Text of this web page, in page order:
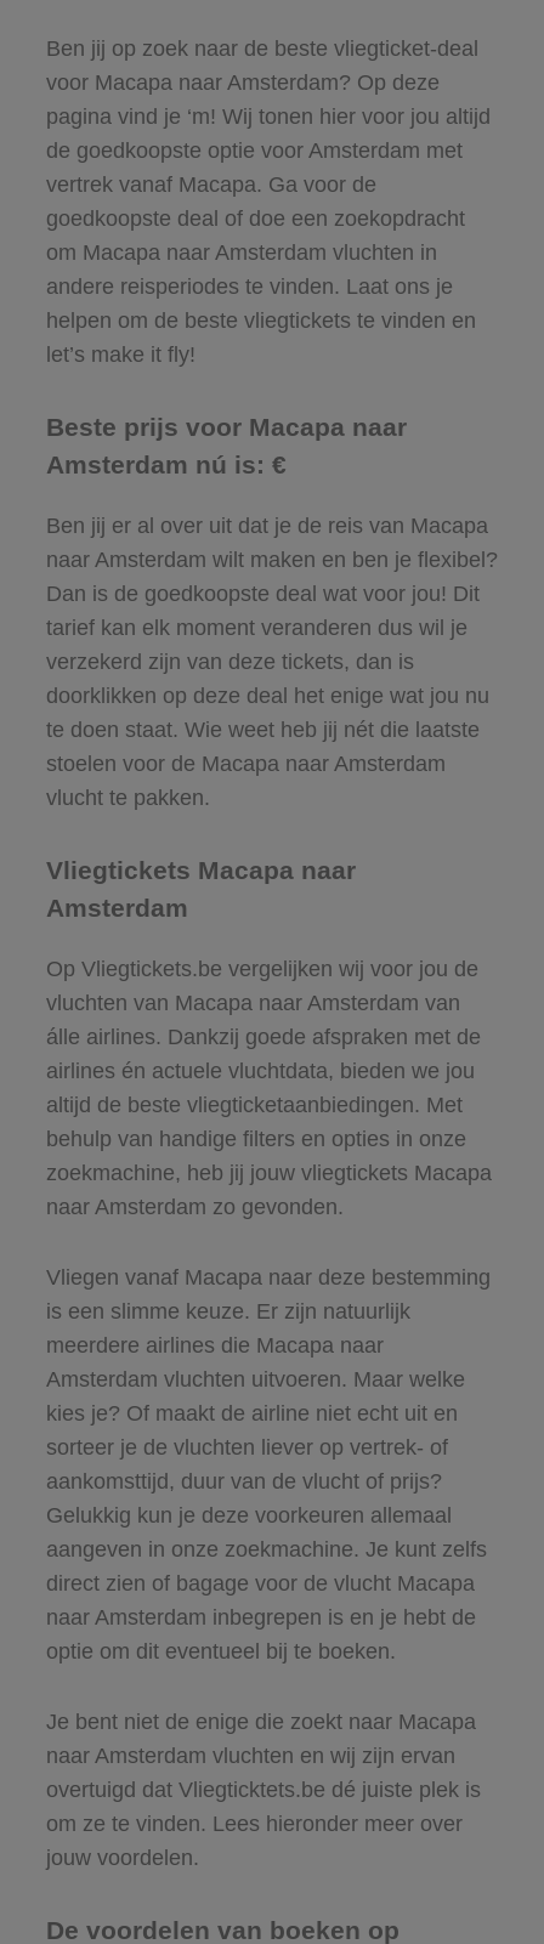
Ben jij op zoek naar de beste vliegticket-deal
voor Macapa naar Amsterdam? Op deze
pagina vind je ‘m! Wij tonen hier voor jou altijd
de goedkoopste optie voor Amsterdam met
vertrek vanaf Macapa. Ga voor de
goedkoopste deal of doe een zoekopdracht
om Macapa naar Amsterdam vluchten in
andere reisperiodes te vinden. Laat ons je
helpen om de beste vliegtickets te vinden en
let’s make it fly!
Beste prijs voor Macapa naar
Amsterdam nú is: €
Ben jij er al over uit dat je de reis van Macapa
naar Amsterdam wilt maken en ben je flexibel?
Dan is de goedkoopste deal wat voor jou! Dit
tarief kan elk moment veranderen dus wil je
verzekerd zijn van deze tickets, dan is
doorklikken op deze deal het enige wat jou nu
te doen staat. Wie weet heb jij nét die laatste
stoelen voor de Macapa naar Amsterdam
vlucht te pakken.
Vliegtickets Macapa naar
Amsterdam
Op Vliegtickets.be vergelijken wij voor jou de
vluchten van Macapa naar Amsterdam van
álle airlines. Dankzij goede afspraken met de
airlines én actuele vluchtdata, bieden we jou
altijd de beste vliegticketaanbiedingen. Met
behulp van handige filters en opties in onze
zoekmachine, heb jij jouw vliegtickets Macapa
naar Amsterdam zo gevonden.
Vliegen vanaf Macapa naar deze bestemming
is een slimme keuze. Er zijn natuurlijk
meerdere airlines die Macapa naar
Amsterdam vluchten uitvoeren. Maar welke
kies je? Of maakt de airline niet echt uit en
sorteer je de vluchten liever op vertrek- of
aankomsttijd, duur van de vlucht of prijs?
Gelukkig kun je deze voorkeuren allemaal
aangeven in onze zoekmachine. Je kunt zelfs
direct zien of bagage voor de vlucht Macapa
naar Amsterdam inbegrepen is en je hebt de
optie om dit eventueel bij te boeken.
Je bent niet de enige die zoekt naar Macapa
naar Amsterdam vluchten en wij zijn ervan
overtuigd dat Vliegticktets.be dé juiste plek is
om ze te vinden. Lees hieronder meer over
jouw voordelen.
De voordelen van boeken op